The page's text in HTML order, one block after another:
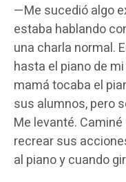
—Me sucedió algo
estaba hablando
una charla normal.
hasta el piano de
mamá tocaba el
sus alumnos, pero
Me levanté.
recrear sus
al piano y cuando